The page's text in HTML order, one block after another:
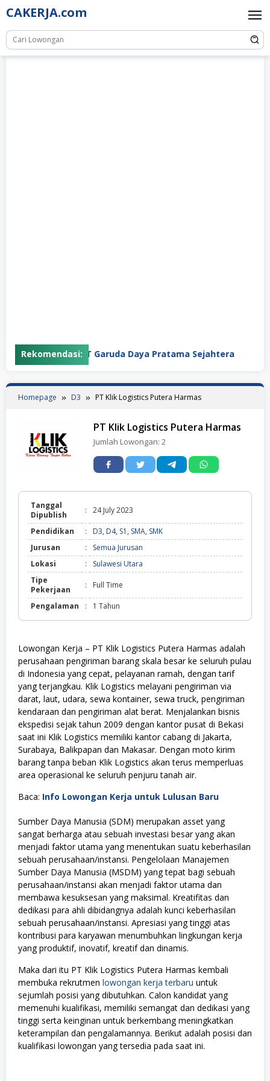
Skip
to
content
CAKERJA.com
Rekomendasi:PT Garuda Daya Pratama Sejahtera
Homepage D3 PT Klik Logistics Putera Harmas
PT Klik Logistics Putera Harmas
Jumlah Lowongan: 2
Tanggal
Dipublish
: 24 July 2023
Pendidikan : D3, D4, S1 , SMA, SMK
Jurusan
:
Semua Jurusan
Lokasi
:
Sulawesi Utara
Tipe
Pekerjaan
: Full Time
Pengalaman : 1 Tahun
Lowongan Kerja – PT Klik Logistics Putera Harmas adalah
perusahaan pengiriman barang skala besar ke seluruh pulau
di Indonesia yang cepat, pelayanan ramah, dengan tarif
yang terjangkau. Klik Logistics melayani pengiriman via
darat, laut, udara, sewa kontainer, sewa truck, pengiriman
kendaraan dan pengiriman alat berat. Menjalankan bisnis
ekspedisi sejak tahun 2009 dengan kantor pusat di Bekasi
saat ini Klik Logistics memiliki kantor cabang di Jakarta,
Surabaya, Balikpapan dan Makasar. Dengan moto kirim
barang tanpa beban Klik Logistics akan terus memperluas
area operasional ke seluruh penjuru tanah air.
Baca: Info Lowongan Kerja untuk Lulusan Baru
Sumber Daya Manusia (SDM) merupakan asset yang
sangat berharga atau sebuah investasi besar yang akan
menjadi faktor utama yang menentukan suatu keberhasilan
sebuah perusahaan/instansi. Pengelolaan Manajemen
Sumber Daya Manusia (MSDM) yang tepat bagi sebuah
perusahaan/instansi akan menjadi faktor utama dan
membawa kesuksesan yang maksimal. Kreatifitas dan
dedikasi para ahli dibidangnya adalah kunci keberhasilan
sebuah perusahaan/instansi. Apresiasi yang tinggi atas
kontribusi para karyawan menumbuhkan lingkungan kerja
yang produktif, inovatif, kreatif dan dinamis.
Maka dari itu PT Klik Logistics Putera Harmas kembali
membuka rekrutmen lowongan kerja terbaru untuk
sejumlah posisi yang dibutuhkan. Calon kandidat yang
memenuhi kualifikasi, memiliki semangat dan dedikasi yang
tinggi serta keinginan untuk berkembang meningkatkan
keterampilan dan pengalamannya. Berikut adalah posisi dan
kualifikasi lowongan yang tersedia pada saat ini.